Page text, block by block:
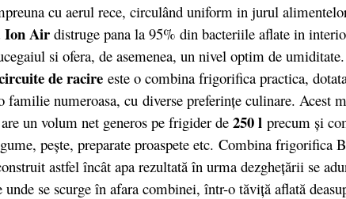
cu aerul rece, circulând uniform in jurul
Ion Air distruge pana la 95% din bacteriile aflate in
si ofera, de asemenea, un nivel optim de
de racire este o combina frigorifica practica,
familie numeroasa, cu diverse preferințe culinare. Acest
un volum net generos pe frigider de 250 l precum și
pește, preparate proaspete etc. Combina frigorifica
astfel încât apa rezultată în urma dezgheţării se
unde se scurge în afara combinei, într-o tăviţă aflată